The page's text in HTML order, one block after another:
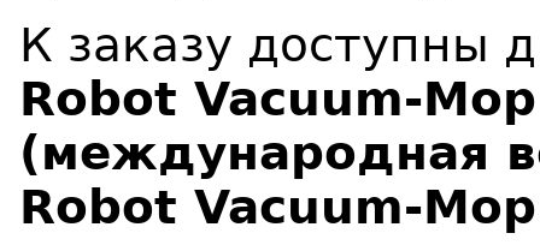
К заказу доступны
Robot Vacuum-
(международная
Robot Vacuum-